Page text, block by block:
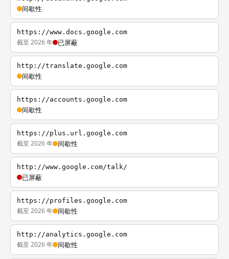
间歇性
https://www.docs.google.com
截至 2026 年 已屏蔽
http://translate.google.com
间歇性
https://accounts.google.com
间歇性
https://plus.url.google.com
截至 2026 年 间歇性
http://www.google.com/talk/
已屏蔽
https://profiles.google.com
截至 2026 年 间歇性
http://analytics.google.com
截至 2026 年 间歇性